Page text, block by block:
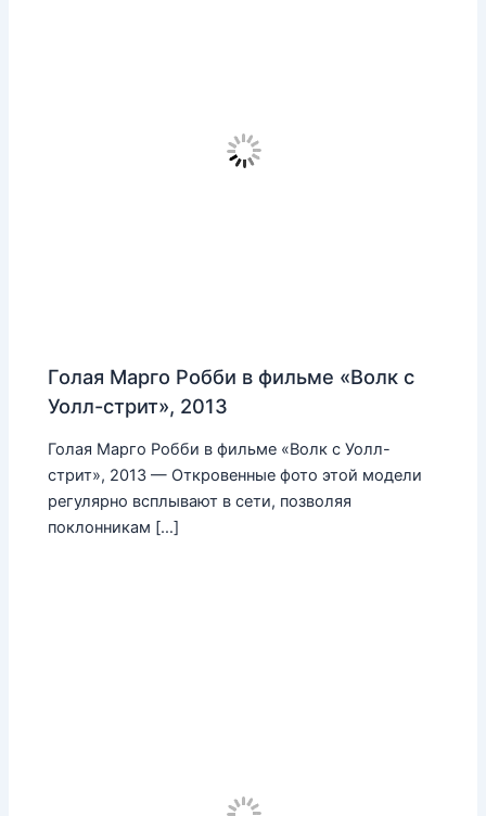
Голая Марго Робби в фильме «Волк с
Уолл-стрит», 2013
Голая Марго Робби в фильме «Волк с Уолл-
стрит», 2013 — Откровенные фото этой модели
регулярно всплывают в сети, позволяя
поклонникам […]